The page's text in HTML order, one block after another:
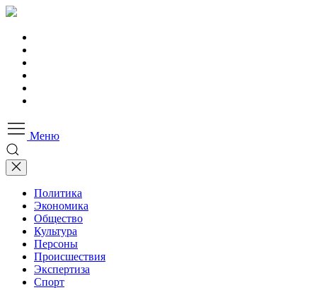
Меню
Политика
Экономика
Общество
Культура
Персоны
Происшествия
Экспертиза
Спорт